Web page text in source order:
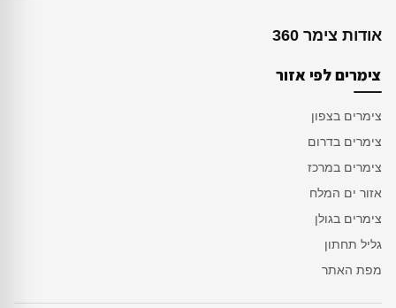
אודות צימר 360
צימרים לפי אזור
צימרים בצפון
צימרים בדרום
צימרים במרכז
אזור ים המלח
צימרים בגולן
גליל תחתון
מפת האתר